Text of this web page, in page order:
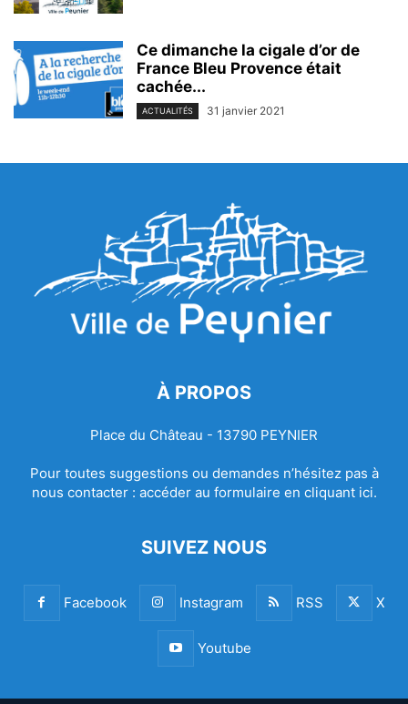
Ce dimanche la cigale d’or de
France Bleu Provence était
cachée...
ACTUALITÉS 31 janvier 2021
À PROPOS
Place du Château - 13790 PEYNIER
Pour toutes suggestions ou demandes n’hésitez pas à
nous contacter : accéder au formulaire en cliquant ici.
SUIVEZ NOUS
Facebook Instagram RSS X
Youtube